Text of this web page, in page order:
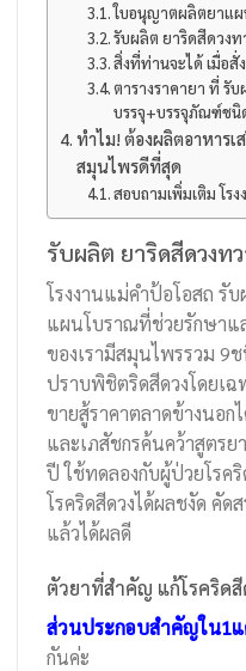
ใบอนุญาตผลิตยาแ
รับผลิต ยาริดสีดวงท
สิ่งที่ท่านจะได้ เมื่อสั่
ตารางราคายา ที่ รั
บรรจุ+บรรจุภัณฑ์ชนิ
ทำไม! ต้องผลิตอาหารเ
สมุนไพรดีที่สุด
สอบถามเพิ่มเติม โร
รับผลิต ยาริดสีดวงท
โรงงานแม่คำป้อโอสถ รั
แผนโบราณที่ช่วยรักษาแ
ของเรามีสมุนไพรรวม 9
ปราบพิชิตริดสีดวงโดยเฉ
ขายสู้ราคาตลาดข้างนอ
และเภสัชกรค้นคว้าสูตร
ปี ใช้ทดลองกับผู้ป่วยโรค
โรคริดสีดวงได้ผลชงัด คั
แล้วได้ผลดี
ตัวยาที่สำคัญ แก้โรคริด
ส่วนประกอบสำคัญใน1
กันค่ะ